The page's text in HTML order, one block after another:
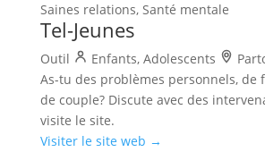
Saines relations, Santé mentale
Tel-Jeunes
Outil Enfants, Adolescents
As-tu des problèmes personnels, de
de couple? Discute avec des
visite le site.
Visiter le site web →